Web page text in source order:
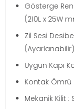
Gösterge
(210L x 25W
Zil Sesi
(Ayarlanabilir)
Uygun Kapı
Kontak Ömrü
Mekanik Kilit :